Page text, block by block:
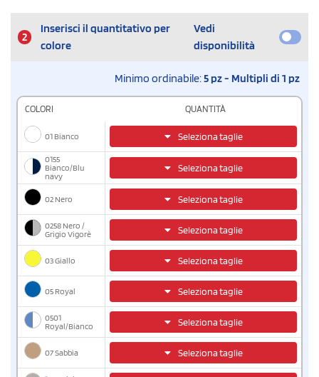
2
Inserisci il quantitativo per
colore
Vedi
disponibilità
Minimo ordinabile:5 pz - Multipli di 1 pz
COLORI QUANTITÀ
01 Bianco Seleziona taglie
0155
Bianco/Blu
navy
Seleziona taglie
02 Nero Seleziona taglie
0258 Nero /
Grigio Vigorè
Seleziona taglie
03 Giallo Seleziona taglie
05 Royal Seleziona taglie
0501
Royal/Bianco
Seleziona taglie
07 Sabbia Seleziona taglie